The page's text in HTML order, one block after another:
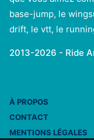
base-jump, le
drift, le vtt, le
2013-2026 - Ride
À PROPOS
CONTACT
MENTIONS LÉGALES